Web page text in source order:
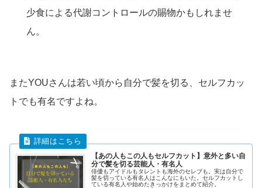
少食による代謝コントロールの賜物かもしれませ
ん。
またYOUさんは若い頃から自分で髪を切る、セルフカッ
トでも有名ですよね。
【あの人もこの人もセルフカット】意外と多い自
分で髪を切る芸能人・有名人
俳優もアイドルもタレントも海外のセレブも。実は自分で
髪を切っている有名人はこんなにもいた。セルフカットし
ている有名人や始めたきっかけをまとめて紹介。